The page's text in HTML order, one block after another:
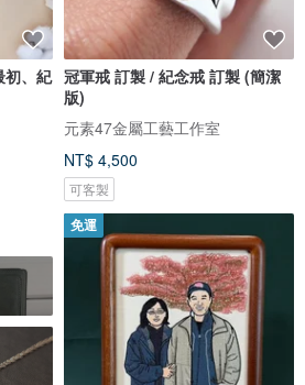
初、紀 冠軍戒 訂製 / 紀念戒 訂製 (簡潔
版)
元素47金屬工藝工作室
NT$ 4,500
可客製
免運